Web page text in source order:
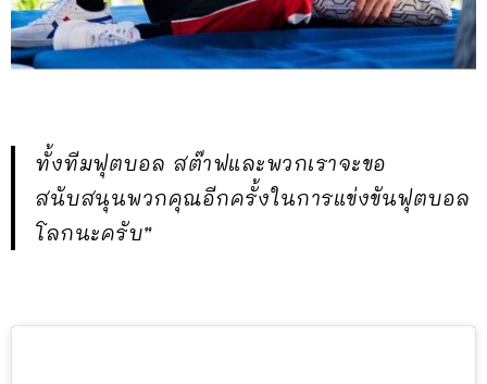
ทั้งทีมฟุตบอล สต๊าฟและพวกเราจะขอ
สนับสนุนพวกคุณอีกครั้งในการแข่งขันฟุตบอล
โลกนะครับ”